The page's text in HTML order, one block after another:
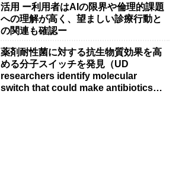
活用 ー利用者はAIの限界や倫理的課題
への理解が高く、望ましい診療行動と
の関連も確認ー
薬剤耐性菌に対する抗生物質効果を高
める分子スイッチを発見（UD
researchers identify molecular
switch that could make antibiotics